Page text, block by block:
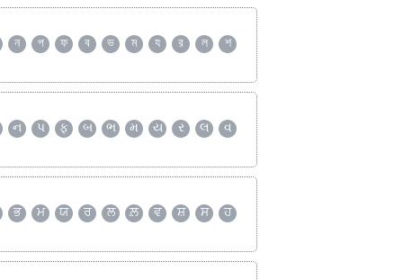
ন প ফ ব ভ ম য র ল
শ
ન પ ફ બ ભ મ ય ર લ
વ
ਭ ਮ ਯ ਰ ਲ ਲ਼ ਵ ਸ਼ ਸ
ਹ